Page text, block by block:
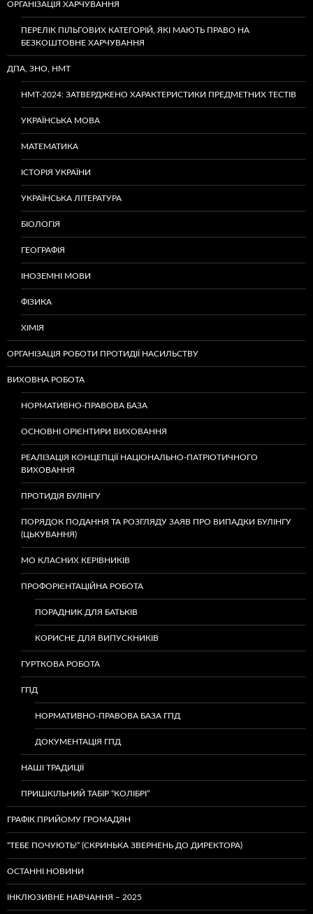
ОРГАНІЗАЦІЯ ХАРЧУВАННЯ
ПЕРЕЛІК ПІЛЬГОВИХ КАТЕГОРІЙ, ЯКІ МАЮТЬ ПРАВО НА
БЕЗКОШТОВНЕ ХАРЧУВАННЯ
ДПА, ЗНО, НМТ
НМТ-2024: ЗАТВЕРДЖЕНО ХАРАКТЕРИСТИКИ ПРЕДМЕТНИХ ТЕСТІВ
УКРАЇНСЬКА МОВА
МАТЕМАТИКА
ІСТОРІЯ УКРАЇНИ
УКРАЇНСЬКА ЛІТЕРАТУРА
БІОЛОГІЯ
ГЕОГРАФІЯ
ІНОЗЕМНІ МОВИ
ФІЗИКА
ХІМІЯ
ОРГАНІЗАЦІЯ РОБОТИ ПРОТИДІЇ НАСИЛЬСТВУ
ВИХОВНА РОБОТА
НОРМАТИВНО-ПРАВОВА БАЗА
ОСНОВНІ ОРІЄНТИРИ ВИХОВАННЯ
РЕАЛІЗАЦІЯ КОНЦЕПЦІЇ НАЦІОНАЛЬНО-ПАТРІОТИЧНОГО
ВИХОВАННЯ
ПРОТИДІЯ БУЛІНГУ
ПОРЯДОК ПОДАННЯ ТА РОЗГЛЯДУ ЗАЯВ ПРО ВИПАДКИ БУЛІНГУ
(ЦЬКУВАННЯ)
МО КЛАСНИХ КЕРІВНИКІВ
ПРОФОРІЄНТАЦІЙНА РОБОТА
ПОРАДНИК ДЛЯ БАТЬКІВ
КОРИСНЕ ДЛЯ ВИПУСКНИКІВ
ГУРТКОВА РОБОТА
ГПД
НОРМАТИВНО-ПРАВОВА БАЗА ГПД
ДОКУМЕНТАЦІЯ ГПД
НАШІ ТРАДИЦІЇ
ПРИШКІЛЬНИЙ ТАБІР “КОЛІБРІ”
ГРАФІК ПРИЙОМУ ГРОМАДЯН
“ТЕБЕ ПОЧУЮТЬ!” (СКРИНЬКА ЗВЕРНЕНЬ ДО ДИРЕКТОРА)
ОСТАННІ НОВИНИ
ІНКЛЮЗИВНЕ НАВЧАННЯ – 2025